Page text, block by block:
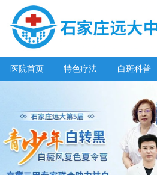
医院首页 特色疗法 白斑科普